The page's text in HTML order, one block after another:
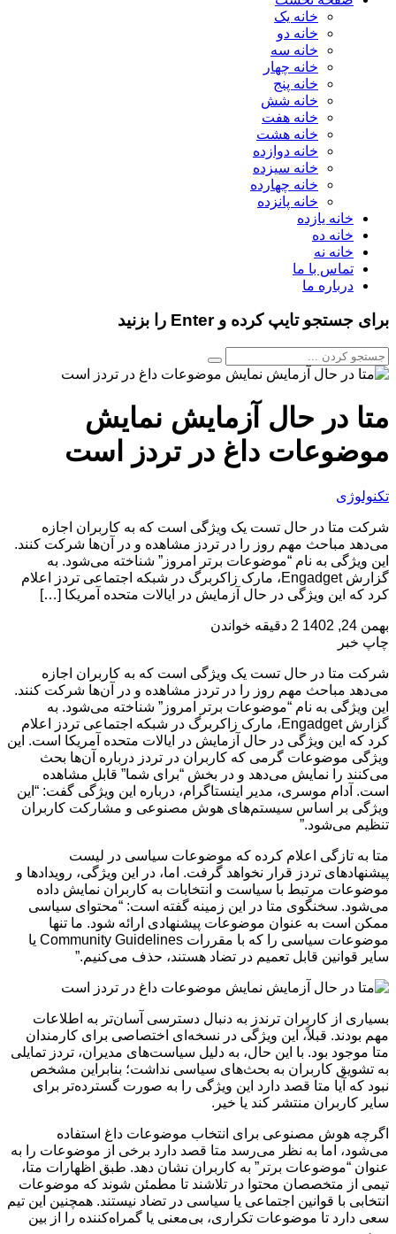
خانه یک
خانه دو
خانه سه
خانه چهار
خانه پنج
خانه شش
خانه هفت
خانه هشت
خانه دوازده
خانه سیزده
خانه چهارده
خانه پانزده
خانه یازده
خانه ده
خانه نه
تماس با ما
درباره ما
برای جستجو تایپ کرده و Enter را بزنید
متا در حال آزمایش نمایش
موضوعات داغ در تردز است
تکنولوژی
شرکت متا در حال تست یک ویژگی است که به کاربران اجازه
می‌دهد مباحث مهم روز را در تردز مشاهده و در آن‌ها شرکت کنند.
این ویژگی به نام “موضوعات برتر امروز” شناخته می‌شود. به
گزارش Engadget، مارک زاکربرگ در شبکه اجتماعی تردز اعلام
کرد که این ویژگی در حال آزمایش در ایالات متحده آمریکا […]
بهمن 24, 1402
2 دقیقه خواندن
چاپ خبر
شرکت متا در حال تست یک ویژگی است که به کاربران اجازه
می‌دهد مباحث مهم روز را در تردز مشاهده و در آن‌ها شرکت کنند.
این ویژگی به نام “موضوعات برتر امروز” شناخته می‌شود. به
گزارش Engadget، مارک زاکربرگ در شبکه اجتماعی تردز اعلام
کرد که این ویژگی در حال آزمایش در ایالات متحده آمریکا است. این
ویژگی موضوعات گرمی که کاربران در تردز درباره آن‌ها بحث
می‌کنند را نمایش می‌دهد و در بخش “برای شما” قابل مشاهده
است. آدام موسری، مدیر اینستاگرام، درباره این ویژگی گفت: “این
ویژگی بر اساس سیستم‌های هوش مصنوعی و مشارکت کاربران
تنظیم می‌شود.”
متا به تازگی اعلام کرده که موضوعات سیاسی در لیست
پیشنهادهای تردز قرار نخواهد گرفت. اما، در این ویژگی، رویدادها و
موضوعات مرتبط با سیاست و انتخابات به کاربران نمایش داده
می‌شود. سخنگوی متا در این زمینه گفته است: “محتوای سیاسی
ممکن است به عنوان موضوعات پیشنهادی ارائه شود. ما تنها
موضوعات سیاسی را که با مقررات Community Guidelines یا
سایر قوانین قابل تعمیم در تضاد هستند، حذف می‌کنیم.”
بسیاری از کاربران ترندز به دنبال دسترسی آسان‌تر به اطلاعات
مهم بودند. قبلاً، این ویژگی در نسخه‌ای اختصاصی برای کارمندان
متا موجود بود. با این حال، به دلیل سیاست‌های مدیران، تردز تمایلی
به تشویق کاربران به بحث‌های سیاسی نداشت؛ بنابراین مشخص
نبود که آیا متا قصد دارد این ویژگی را به صورت گسترده‌تر برای
سایر کاربران منتشر کند یا خیر.
اگرچه هوش مصنوعی برای انتخاب موضوعات داغ استفاده
می‌شود، اما به نظر می‌رسد متا قصد دارد برخی از موضوعات را به
عنوان “موضوعات برتر” به کاربران نشان دهد. طبق اظهارات متا،
تیمی از متخصصان محتوا در تلاشند تا مطمئن شوند که موضوعات
انتخابی با قوانین اجتماعی یا سیاسی در تضاد نیستند. همچنین این تیم
سعی دارد تا موضوعات تکراری، بی‌معنی یا گمراه‌کننده را از بین